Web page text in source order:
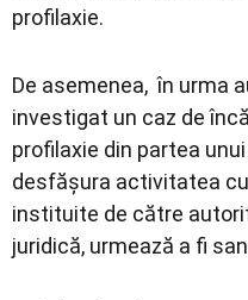
profilaxie.
De asemenea, în urma
investigat un caz de
profilaxie din partea
desfășura activitatea
instituite de către
juridică, urmează a fi